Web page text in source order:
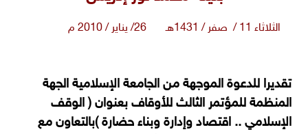
الثلاثاء 11 / صفر / 1431هـ 26/ يناير / 2010 م
تقديرا للدعوة الموجهة من الجامعة الإسلامية الجهة
المنظمة للمؤتمر الثالث للأوقاف بعنوان ( الوقف
الإسلامي .. اقتصاد وإدارة وبناء حضارة )بالتعاون مع